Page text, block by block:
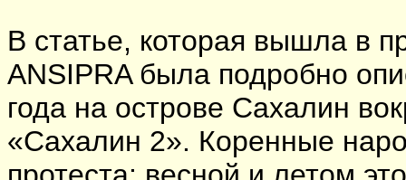
В статье, которая вышла в
ANSIPRA была подробно
года на острове Сахалин
«Сахалин 2». Коренные